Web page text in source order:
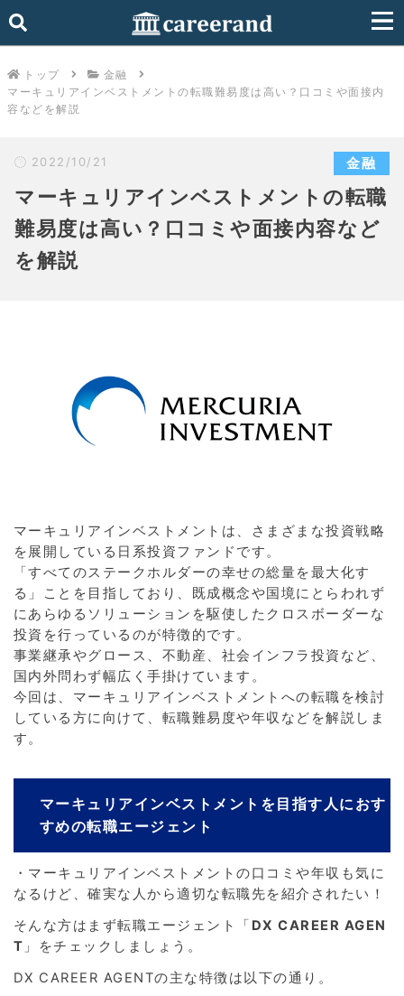
トップ
金融
マーキュリアインベストメントの転職難易度は高い？口コミや面接内
容などを解説
2022/10/21 金融
マーキュリアインベストメントの転職
難易度は高い？口コミや面接内容など
を解説
マーキュリアインベストメントは、さまざまな投資戦略
を展開している日系投資ファンドです。
「すべてのステークホルダーの幸せの総量を最大化す
る」ことを目指しており、既成概念や国境にとらわれず
にあらゆるソリューションを駆使したクロスボーダーな
投資を行っているのが特徴的です。
事業継承やグロース、不動産、社会インフラ投資など、
国内外問わず幅広く手掛けています。
今回は、マーキュリアインベストメントへの転職を検討
している方に向けて、転職難易度や年収などを解説しま
す。
マーキュリアインベストメントを目指す人におす
すめの転職エージェント
・マーキュリアインベストメントの口コミや年収も気に
なるけど、確実な人から適切な転職先を紹介されたい！
そんな方はまず転職エージェント「 DX CAREER AGEN
T 」をチェックしましょう。
DX CAREER AGENTの主な特徴は以下の通り。